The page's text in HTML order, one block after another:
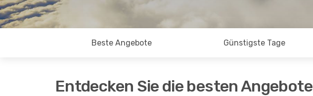
Beste Angebote Günstigste Tage
Entdecken Sie die besten Angebote